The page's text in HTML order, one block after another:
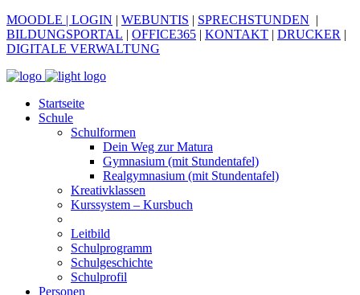
MOODLE | LOGIN | WEBUNTIS | SPRECHSTUNDEN |
BILDUNGSPORTAL | OFFICE365 | KONTAKT | DRUCKER |
DIGITALE VERWALTUNG
Startseite
Schule
Schulformen
Dein Weg zur Matura
Gymnasium (mit Stundentafel)
Realgymnasium (mit Stundentafel)
Kreativklassen
Kurssystem – Kursbuch
Leitbild
Schulprogramm
Schulgeschichte
Schulprofil
Personen